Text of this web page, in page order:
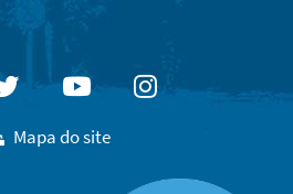
TwitterYoutubeInstagram
Mapa do site